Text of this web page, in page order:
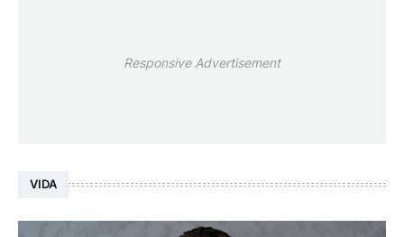
Responsive Advertisement
VIDA